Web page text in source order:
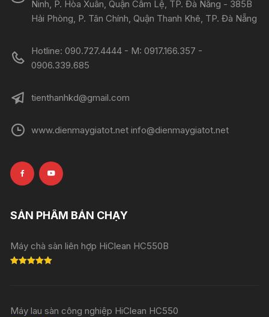
Ninh, P. Hòa Xuân, Quận Cẩm Lệ, TP. Đà Nẵng - 385B
Hải Phòng, P. Tân Chính, Quận Thanh Khê, TP. Đà Nẵng
Hotline: 090.727.4444 - M: 0917.166.357 -
0906.339.685
tienthanhkd@gmail.com
www.dienmaygiatot.net info@dienmaygiatot.net
SẢN PHẨM BÁN CHẠY
Máy chà sàn liên hợp HiClean HC550B
Máy lau sàn công nghiệp HiClean HC550